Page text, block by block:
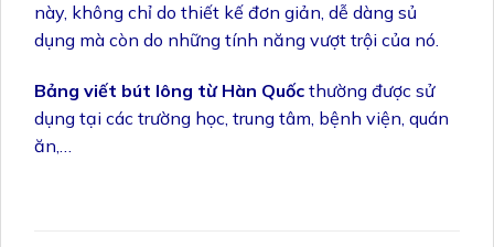
này, không chỉ do thiết kế đơn giản, dễ dàng sủ
dụng mà còn do những tính năng vượt trội của nó.
Bảng viết bút lông từ Hàn Quốc thường được sử
dụng tại các trường học, trung tâm, bệnh viện, quán
ăn,…